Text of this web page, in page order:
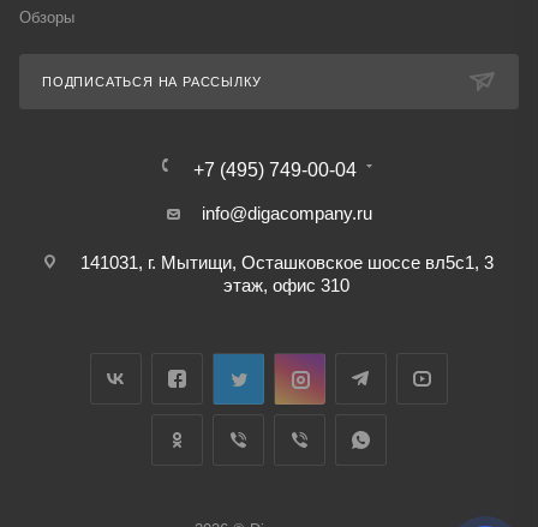
Обзоры
ПОДПИСАТЬСЯ НА РАССЫЛКУ
+7 (495) 749-00-04
info@digacompany.ru
141031, г. Мытищи, Осташковское шоссе вл5с1, 3
этаж, офис 310